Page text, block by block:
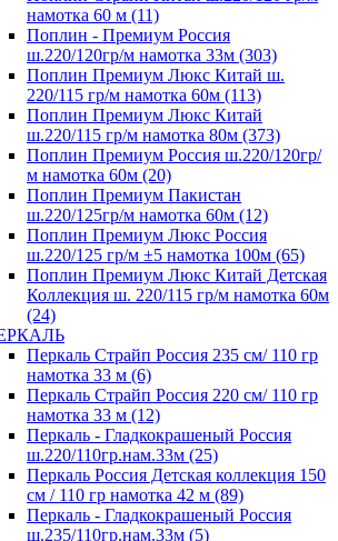
намотка 60 м (11)
Поплин - Премиум Россия
ш.220/120гр/м намотка 33м (303)
Поплин Премиум Люкс Китай ш.
220/115 гр/м намотка 60м (113)
Поплин Премиум Люкс Китай
ш.220/115 гр/м намотка 80м (373)
Поплин Премиум Россия ш.220/120гр/
м намотка 60м (20)
Поплин Премиум Пакистан
ш.220/125гр/м намотка 60м (12)
Поплин Премиум Люкс Россия
ш.220/125 гр/м ±5 намотка 100м (65)
Поплин Премиум Люкс Китай Детская
Коллекция ш. 220/115 гр/м намотка 60м
(24)
Перкаль Страйп Россия 235 см/ 110 гр
намотка 33 м (6)
Перкаль Страйп Россия 220 см/ 110 гр
намотка 33 м (12)
Перкаль - Гладкокрашеный Россия
ш.220/110гр.нам.33м (25)
Перкаль Россия Детская коллекция 150
см / 110 гр намотка 42 м (89)
Перкаль - Гладкокрашеный Россия
ш.235/110гр.нам.33м (5)